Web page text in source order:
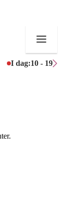
I dag:10 - 19